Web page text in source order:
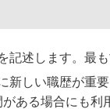
記述します。最
新しい職歴が重
ある場合にも